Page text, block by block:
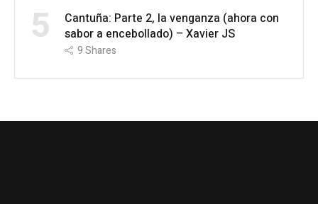
5
Cantuña: Parte 2, la venganza (ahora con
sabor a encebollado) – Xavier JS
9Shares